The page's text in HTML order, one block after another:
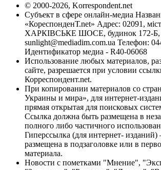
© 2000-2026, Korrespondent.net
Субъект в сфере онлайн-медиа
«КореспонденТ.net» Адрес: 02091,
ХАРКІВСЬКЕ ШОСЕ, будинок 172-Б,
sunlight@mediadim.com.ua Телефон:
Идентификатор медиа - R40-06068
Использование любых материалов,
сайте, разрешается при условии
Корреспондент.net.
При копировании материалов со
Украины и мира», для интернет-
прямая открытая для поисковых
Ссылка должна быть размещена в
полного либо частичного
Гиперссылка (для интернет-
размещена в подзаголовке или в
материала.
Новости с пометками "Мнение",